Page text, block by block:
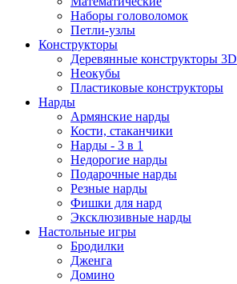
Наборы головоломок
Петли-узлы
Конструкторы
Деревянные конструкторы 3D
Неокубы
Пластиковые конструкторы
Нарды
Армянские нарды
Кости, стаканчики
Нарды - 3 в 1
Недорогие нарды
Подарочные нарды
Резные нарды
Фишки для нард
Эксклюзивные нарды
Настольные игры
Бродилки
Дженга
Домино